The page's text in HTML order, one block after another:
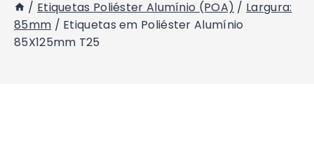
/ Etiquetas Poliéster Alumínio (POA) / Largura:
85mm / Etiquetas em Poliéster Alumínio
85X125mm T25